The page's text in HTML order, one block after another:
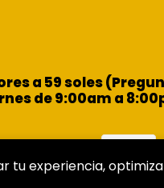
a 59 soles
de 9:00am a
tu experiencia,